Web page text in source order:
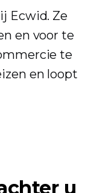
Ecwid. Ze
en voor te
te
en loopt
u